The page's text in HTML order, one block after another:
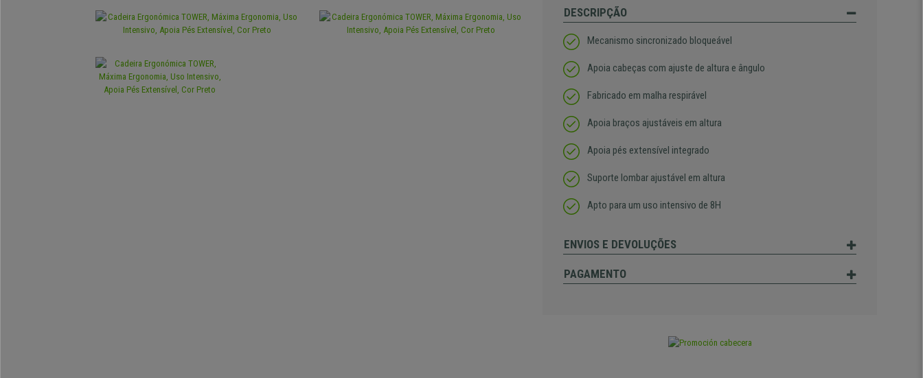
DESCRIPÇÃO
Mecanismo sincronizado bloqueável
Apoia cabeças com ajuste de altura e ângulo
Fabricado em malha respirável
Apoia braços ajustáveis em altura
Apoia pés extensível integrado
Suporte lombar ajustável em altura
Apto para um uso intensivo de 8H
ENVIOS E DEVOLUÇÕES
PAGAMENTO